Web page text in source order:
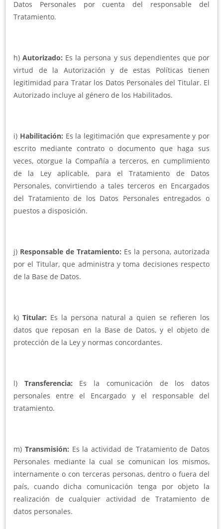
Datos Personales por cuenta del responsable del
Tratamiento.
h)Autorizado: Es la persona y sus dependientes que por
virtud de la Autorización y de estas Políticas tienen
legitimidad para Tratar los Datos Personales del Titular. El
Autorizado incluye al género de los Habilitados.
i) Habilitación: Es la legitimación que expresamente y por
escrito mediante contrato o documento que haga sus
veces, otorgue la Compañía a terceros, en cumplimiento
de la Ley aplicable, para el Tratamiento de Datos
Personales, convirtiendo a tales terceros en Encargados
del Tratamiento de los Datos Personales entregados o
puestos a disposición.
j) Responsable de Tratamiento: Es la persona, autorizada
por el Titular, que administra y toma decisiones respecto
de la Base de Datos.
k) Titular: Es la persona natural a quien se refieren los
datos que reposan en la Base de Datos, y el objeto de
protección de la Ley y normas concordantes.
l) Transferencia: Es la comunicación de los datos
personales entre el Encargado y el responsable del
tratamiento.
m) Transmisión: Es la actividad de Tratamiento de Datos
Personales mediante la cual se comunican los mismos,
internamente o con terceras personas, dentro o fuera del
país, cuando dicha comunicación tenga por objeto la
realización de cualquier actividad de Tratamiento de
datos personales.